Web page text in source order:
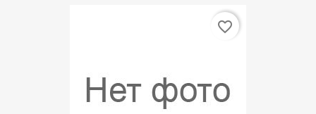
favorite_border